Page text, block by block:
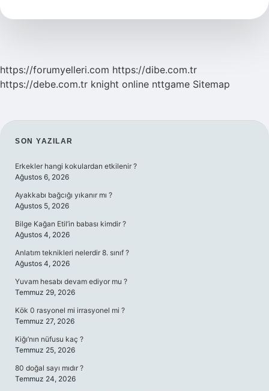
https://forumyelleri.com https://dibe.com.tr
https://debe.com.tr knight online nttgame Sitemap
SIDEBAR
SON YAZILAR
Erkekler hangi kokulardan etkilenir ?
Ağustos 6, 2026
Ayakkabı bağcığı yıkanır mı ?
Ağustos 5, 2026
Bilge Kağan Etil’in babası kimdir ?
Ağustos 4, 2026
Anlatım teknikleri nelerdir 8. sınıf ?
Ağustos 4, 2026
Yuvam hesabı devam ediyor mu ?
Temmuz 29, 2026
Kök 0 rasyonel mi irrasyonel mi ?
Temmuz 27, 2026
Kiğı’nın nüfusu kaç ?
Temmuz 25, 2026
80 doğal sayı mıdır ?
Temmuz 24, 2026